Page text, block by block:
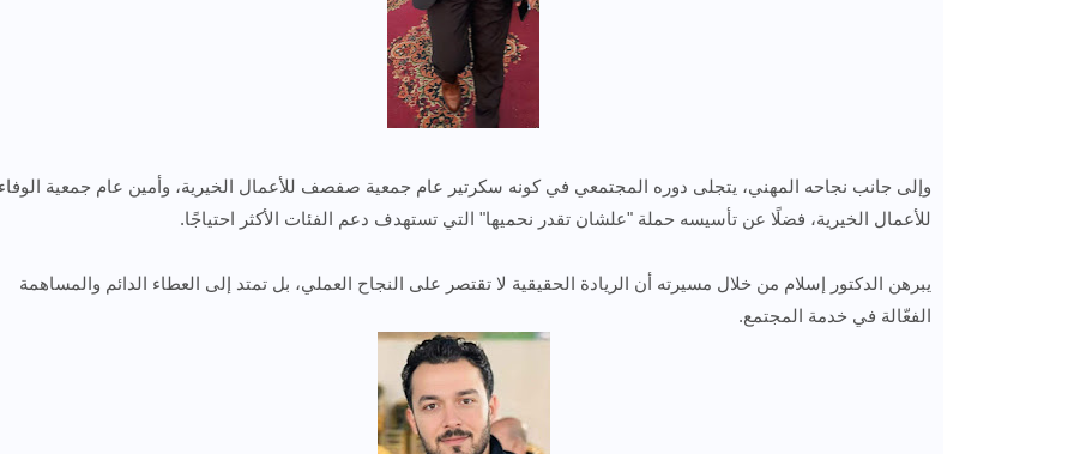
وإلى جانب نجاحه المهني، يتجلى دوره المجتمعي في كونه سكرتير عام جمعية صفصف للأعمال الخيرية، وأمين عام جمعية الوفاء
للأعمال الخيرية، فضلًا عن تأسيسه حملة "علشان تقدر نحميها" التي تستهدف دعم الفئات الأكثر احتياجًا.
يبرهن الدكتور إسلام من خلال مسيرته أن الريادة الحقيقية لا تقتصر على النجاح العملي، بل تمتد إلى العطاء الدائم والمساهمة
الفعّالة في خدمة المجتمع.